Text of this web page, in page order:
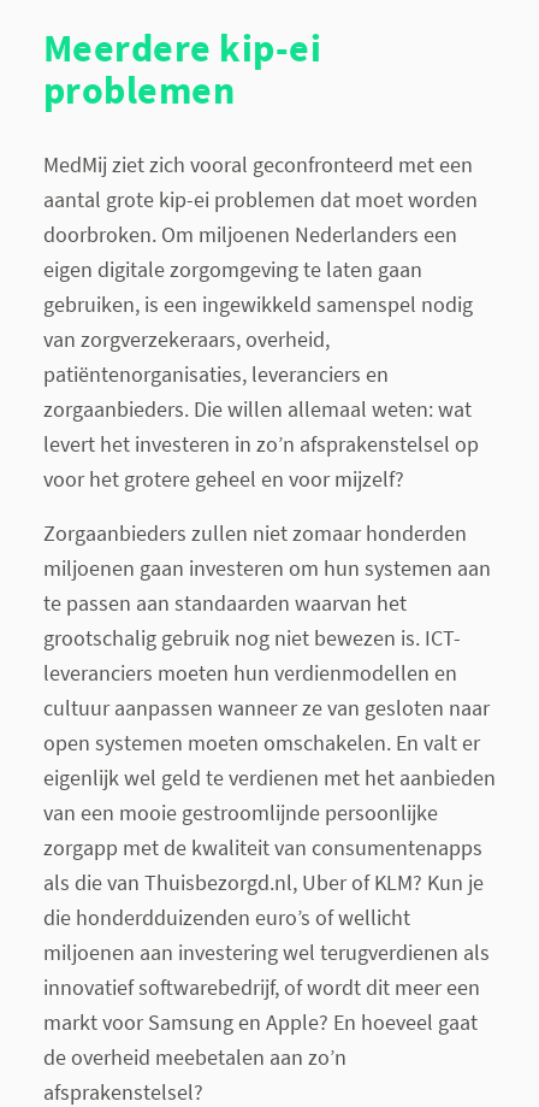
Meerdere kip-ei
problemen
MedMij ziet zich vooral geconfronteerd met een
aantal grote kip-ei problemen dat moet worden
doorbroken. Om miljoenen Nederlanders een
eigen digitale zorgomgeving te laten gaan
gebruiken, is een ingewikkeld samenspel nodig
van zorgverzekeraars, overheid,
patiëntenorganisaties, leveranciers en
zorgaanbieders. Die willen allemaal weten: wat
levert het investeren in zo’n afsprakenstelsel op
voor het grotere geheel en voor mijzelf?
Zorgaanbieders zullen niet zomaar honderden
miljoenen gaan investeren om hun systemen aan
te passen aan standaarden waarvan het
grootschalig gebruik nog niet bewezen is. ICT-
leveranciers moeten hun verdienmodellen en
cultuur aanpassen wanneer ze van gesloten naar
open systemen moeten omschakelen. En valt er
eigenlijk wel geld te verdienen met het aanbieden
van een mooie gestroomlijnde persoonlijke
zorgapp met de kwaliteit van consumentenapps
als die van Thuisbezorgd.nl, Uber of KLM? Kun je
die honderdduizenden euro’s of wellicht
miljoenen aan investering wel terugverdienen als
innovatief softwarebedrijf, of wordt dit meer een
markt voor Samsung en Apple? En hoeveel gaat
de overheid meebetalen aan zo’n
afsprakenstelsel?